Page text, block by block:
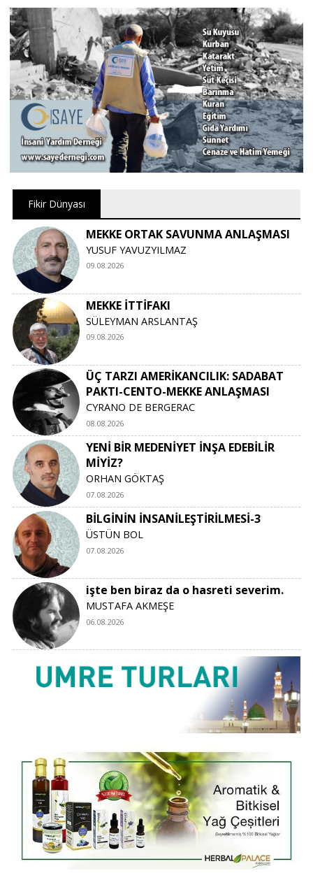
Fikir Dünyası
MEKKE ORTAK SAVUNMA ANLAŞMASI
YUSUF YAVUZYILMAZ
09.08.2026
MEKKE İTTİFAKI
SÜLEYMAN ARSLANTAŞ
09.08.2026
ÜÇ TARZI AMERİKANCILIK: SADABAT
PAKTI-CENTO-MEKKE ANLAŞMASI
CYRANO DE BERGERAC
08.08.2026
YENİ BİR MEDENİYET İNŞA EDEBİLİR
MİYİZ?
ORHAN GÖKTAŞ
07.08.2026
BİLGİNİN İNSANİLEŞTİRİLMESİ-3
ÜSTÜN BOL
07.08.2026
işte ben biraz da o hasreti severim.
MUSTAFA AKMEŞE
06.08.2026